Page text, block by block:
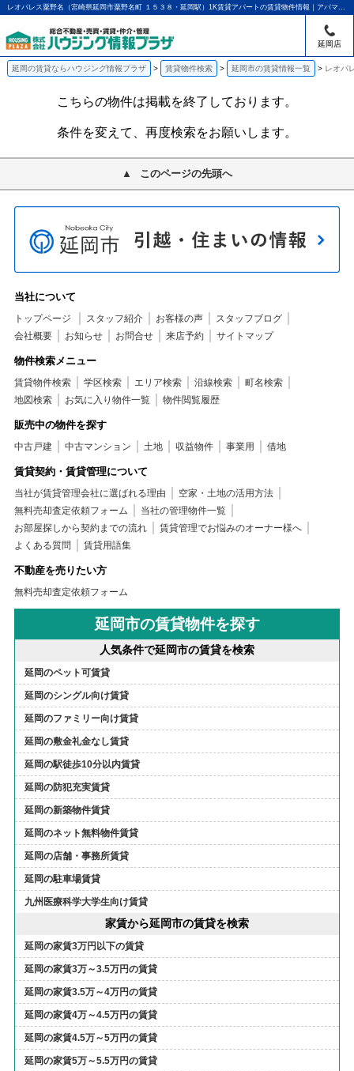
レオパレス粟野名（宮崎県延岡市粟野名町 １５３８・延岡駅）1K賃貸アパートの賃貸物件情報｜アパマンショップ延岡店｜ハウジング情報プラザ
延岡店
延岡の賃貸ならハウジング情報プラザ 賃貸物件検索 延岡市の賃貸情報一覧 レオパ
こちらの物件は掲載を終了しております。
条件を変えて、再度検索をお願いします。
このページの先頭へ
当社について
トップページ スタッフ紹介 お客様の声
スタッフブログ
会社概要
お知らせ お問合せ 来店予約 サイトマップ
物件検索メニュー
賃貸物件検索 学区検索 エリア検索 沿線検索
町名検索
地図検索
お気に入り物件一覧 物件閲覧履歴
販売中の物件を探す
中古戸建 中古マンション 土地 収益物件 事業用 借地
賃貸契約・賃貸管理について
当社が賃貸管理会社に選ばれる理由
空家・土地の活用方法
無料売却査定依頼フォーム
当社の管理物件一覧
お部屋探しから契約までの流れ
賃貸管理でお悩みのオーナー様へ
よくある質問
賃貸用語集
不動産を売りたい方
無料売却査定依頼フォーム
延岡市の賃貸物件を探す
人気条件で延岡市の賃貸を検索
延岡のペット可賃貸
延岡のシングル向け賃貸
延岡のファミリー向け賃貸
延岡の敷金礼金なし賃貸
延岡の駅徒歩10分以内賃貸
延岡の防犯充実賃貸
延岡の新築物件賃貸
延岡のネット無料物件賃貸
延岡の店舗・事務所賃貸
延岡の駐車場賃貸
九州医療科学大学生向け賃貸
家賃から延岡市の賃貸を検索
延岡の家賃3万円以下の賃貸
延岡の家賃3万～3.5万円の賃貸
延岡の家賃3.5万～4万円の賃貸
延岡の家賃4万～4.5万円の賃貸
延岡の家賃4.5万～5万円の賃貸
延岡の家賃5万～5.5万円の賃貸